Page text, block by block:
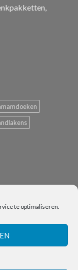
te optimaliseren.
IDeal